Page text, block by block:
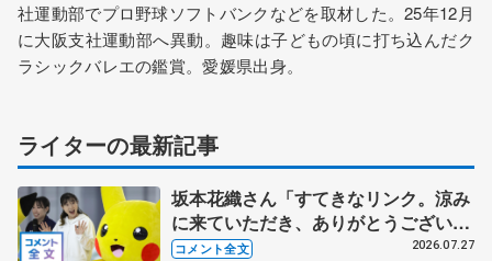
社運動部でプロ野球ソフトバンクなどを取材した。25年12月
に大阪支社運動部へ異動。趣味は子どもの頃に打ち込んだク
ラシックバレエの鑑賞。愛媛県出身。
ライターの最新記事
坂本花織さん「すてきなリンク。涼み
に来ていただき、ありがとうございま
す」 シスメックスのリンク開場１周
コメント全文 2026.07.27